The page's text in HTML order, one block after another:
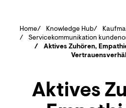
Home Knowledge Hub
Servicekommunikation
Aktives Zuhören,
Aktives